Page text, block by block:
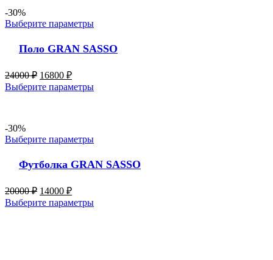
-30%
Выберите параметры
Поло GRAN SASSO
24000₽ 16800 ₽
Выберите параметры
-30%
Выберите параметры
Футболка GRAN SASSO
20000₽ 14000 ₽
Выберите параметры